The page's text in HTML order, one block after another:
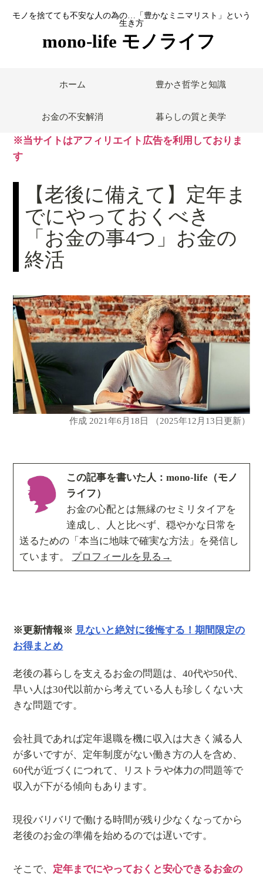
モノを捨てても不安な人の為の…「豊かなミニマリスト」という
生き方
mono-life モノライフ
ホーム 豊かさ哲学と知識
お金の不安解消 暮らしの質と美学
※当サイトはアフィリエイト広告を利用しておりま
す
【老後に備えて】定年ま
でにやっておくべき
「お金の事4つ」お金の
終活
作成2021年6月18日 （2025年12月13日更新）
この記事を書いた人：mono-life（モノ
ライフ）
お金の心配とは無縁のセミリタイアを
達成し、人と比べず、穏やかな日常を
送るための「本当に地味で確実な方法」を発信し
ています。 プロフィールを見る→
※更新情報※ 見ないと絶対に後悔する！期間限定の
お得まとめ
老後の暮らしを支えるお金の問題は、40代や50代、
早い人は30代以前から考えている人も珍しくない大
きな問題です。
会社員であれば定年退職を機に収入は大きく減る人
が多いですが、定年制度がない働き方の人を含め、
60代が近づくにつれて、リストラや体力の問題等で
収入が下がる傾向もあります。
現役バリバリで働ける時間が残り少なくなってから
老後のお金の準備を始めるのでは遅いです。
そこで、 定年までにやっておくと安心できるお金の